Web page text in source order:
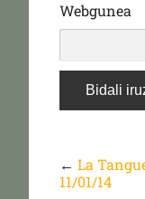
Webgunea
← La
11/01/14